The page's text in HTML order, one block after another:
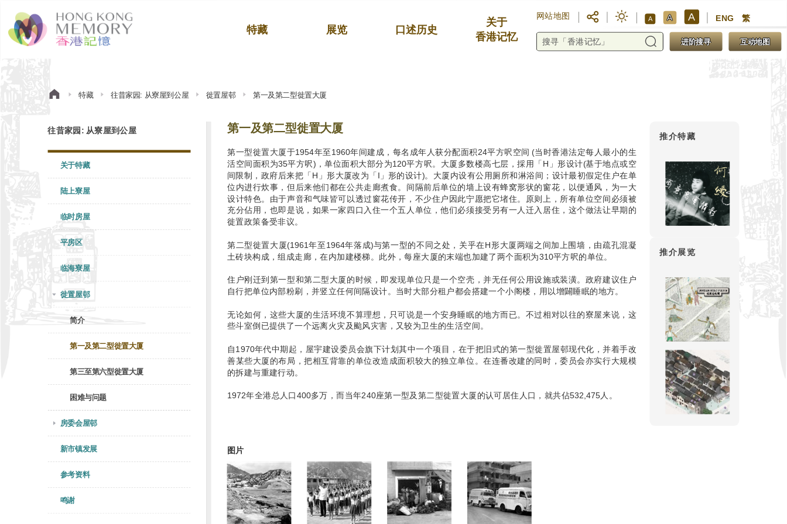
特藏 展览 口述历史
关于
香港记忆
网站地图 A A A ENG 繁
进阶搜寻 互动地图
特藏 往昔家园: 从寮屋到公屋 徙置屋邨 第一及第二型徙置大厦
往昔家园: 从寮屋到公屋
关于特藏
陆上寮屋
临时房屋
平房区
临海寮屋
徙置屋邨
简介
第一及第二型徙置大厦
第三至第六型徙置大厦
困难与问题
房委会屋邨
新市镇发展
参考资料
鸣谢
第一及第二型徙置大厦
第一型徙置大厦于1954年至1960年间建成，每名成年人获分配面积24平方呎空间 (当时香港法定每人最小的生
活空间面积为35平方呎)，单位面积大部分为120平方呎。大厦多数楼高七层，採用「H」形设计(基于地点或空
间限制，政府后来把「H」形大厦改为「I」形的设计)。大厦内设有公用厕所和淋浴间；设计最初假定住户在单
位内进行炊事，但后来他们都在公共走廊煮食。间隔前后单位的墙上设有蜂窝形状的窗花，以便通风，为一大
设计特色。由于声音和气味皆可以透过窗花传开，不少住户因此宁愿把它堵住。原则上，所有单位空间必须被
充分佔用，也即是说，如果一家四口入住一个五人单位，他们必须接受另有一人迁入居住，这个做法让早期的
徙置政策备受非议。
第二型徙置大厦(1961年至1964年落成)与第一型的不同之处，关乎在H形大厦两端之间加上围墙，由疏孔混凝
土砖块构成，组成走廊，在内加建楼梯。此外，每座大厦的末端也加建了两个面积为310平方呎的单位。
住户刚迁到第一型和第二型大厦的时候，即发现单位只是一个空壳，并无任何公用设施或装潢。政府建议住户
自行把单位内部粉刷，并竖立任何间隔设计。当时大部分租户都会搭建一个小阁楼，用以增闢睡眠的地方。
无论如何，这些大厦的生活环境不算理想，只可说是一个安身睡眠的地方而已。不过相对以往的寮屋来说，这
些斗室倒已提供了一个远离火灾及颱风灾害，又较为卫生的生活空间。
自1970年代中期起，屋宇建设委员会旗下计划其中一个项目，在于把旧式的第一型徙置屋邨现代化，并着手改
善某些大厦的布局，把相互背靠的单位改造成面积较大的独立单位。在连番改建的同时，委员会亦实行大规模
的拆建与重建行动。
1972年全港总人口400多万，而当年240座第一型及第二型徙置大厦的认可居住人口，就共佔532,475人。
图片
推介特藏
推介展览